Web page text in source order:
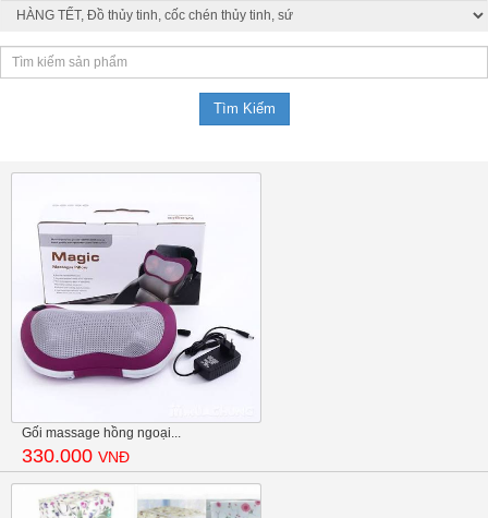
Gối massage hồng ngoại...
330.000 VNĐ